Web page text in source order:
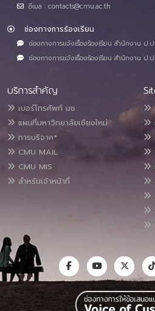
อีเมล : contacts@cmu.ac.th
ช่องทางการร้องเรียน
ช่องทางการแจ้งเรื่องร้องเรียน สำนักงาน ป.
ช่องทางการแจ้งเรื่องร้องเรียน สำนักงาน ป.
บริการสำคัญ
เบอร์โทรศัพท์ มช.
แผนที่มหาวิทยาลัยเชียงใหม่
การบริจาค*
CMU MAIL
CMU MIS
สำหรับเจ้าหน้าที่